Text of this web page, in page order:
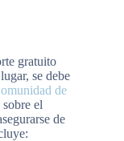
gratuito
se debe
de
el
de